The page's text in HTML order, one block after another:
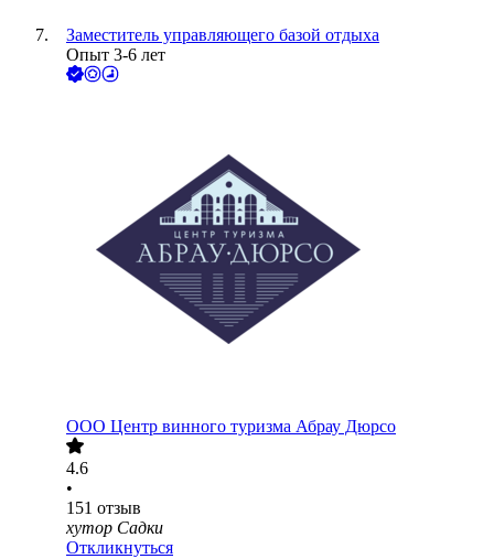
Заместитель управляющего базой отдыха
Опыт 3-6 лет
ООО Центр винного туризма Абрау Дюрсо
4.6
•
151 отзыв
хутор Садки
Откликнуться